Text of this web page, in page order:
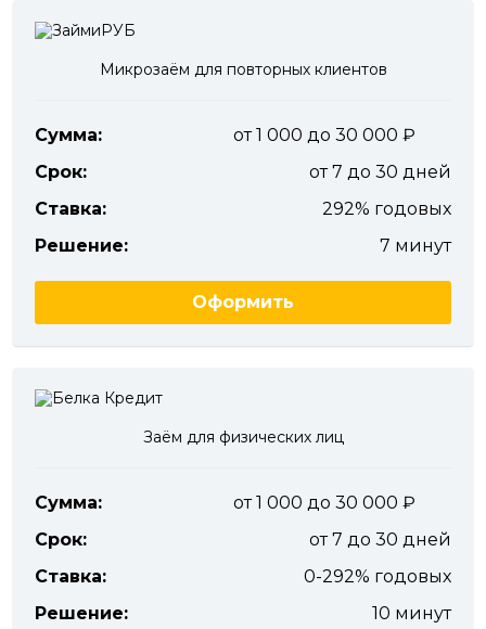
Микрозаём для повторных клиентов
Сумма:
от 1 000 до 30 000
Срок:
от 7 до 30 дней
Ставка:
292% годовых
Решение:
7 минут
Оформить
Заём для физических лиц
Сумма:
от 1 000 до 30 000
Срок:
от 7 до 30 дней
Ставка:
0-292% годовых
Решение:
10 минут